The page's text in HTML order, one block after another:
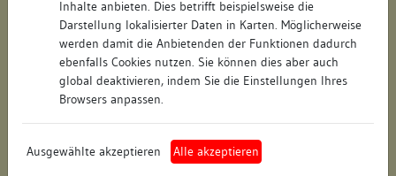
Inhalte anbieten. Dies betrifft beispielsweise die
Darstellung lokalisierter Daten in Karten. Möglicherweise
werden damit die Anbietenden der Funktionen dadurch
ebenfalls Cookies nutzen. Sie können dies aber auch
global deaktivieren, indem Sie die Einstellungen Ihres
Browsers anpassen.
Ausgewählte akzeptieren Alle akzeptieren
Regierungsbezirk: Freiburg
Konstanz (Landkreis)
Wohnplatzschlüssel: 8335043012
Flurstücknummer: 179
Historischer Straßenname: keiner